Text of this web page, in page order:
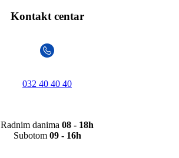
Kontakt centar
032 40 40 40
Radnim danima 08 - 18h
Subotom 09 - 16h